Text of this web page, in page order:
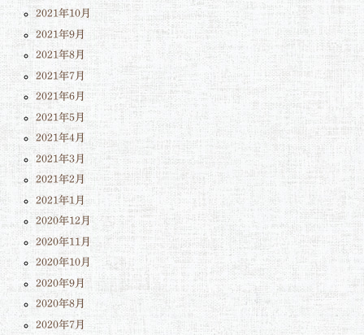
2021年10月
2021年9月
2021年8月
2021年7月
2021年6月
2021年5月
2021年4月
2021年3月
2021年2月
2021年1月
2020年12月
2020年11月
2020年10月
2020年9月
2020年8月
2020年7月